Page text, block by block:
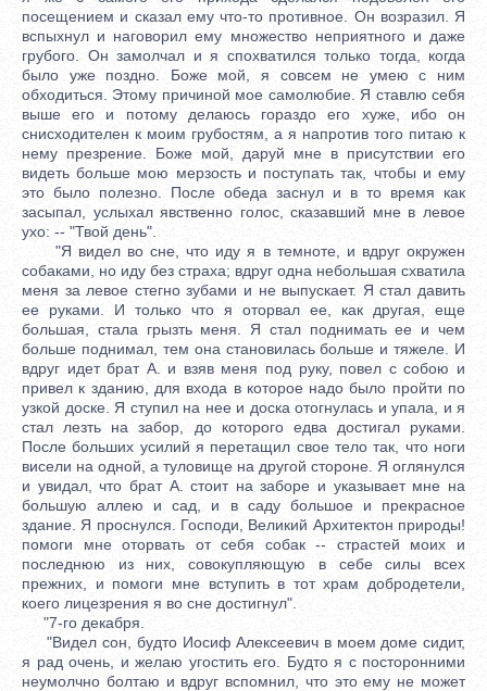
посещением и сказал ему что-то противное. Он возразил. Я
вспыхнул и наговорил ему множество неприятного и даже
грубого. Он замолчал и я спохватился только тогда, когда
было уже поздно. Боже мой, я совсем не умею с ним
обходиться. Этому причиной мое самолюбие. Я ставлю себя
выше его и потому делаюсь гораздо его хуже, ибо он
снисходителен к моим грубостям, а я напротив того питаю к
нему презрение. Боже мой, даруй мне в присутствии его
видеть больше мою мерзость и поступать так, чтобы и ему
это было полезно. После обеда заснул и в то время как
засыпал, услыхал явственно голос, сказавший мне в левое
ухо: -- "Твой день".
"Я видел во сне, что иду я в темноте, и вдруг окружен
собаками, но иду без страха; вдруг одна небольшая схватила
меня за левое стегно зубами и не выпускает. Я стал давить
ее руками. И только что я оторвал ее, как другая, еще
большая, стала грызть меня. Я стал поднимать ее и чем
больше поднимал, тем она становилась больше и тяжеле. И
вдруг идет брат А. и взяв меня под руку, повел с собою и
привел к зданию, для входа в которое надо было пройти по
узкой доске. Я ступил на нее и доска отогнулась и упала, и я
стал лезть на забор, до которого едва достигал руками.
После больших усилий я перетащил свое тело так, что ноги
висели на одной, а туловище на другой стороне. Я оглянулся
и увидал, что брат А. стоит на заборе и указывает мне на
большую аллею и сад, и в саду большое и прекрасное
здание. Я проснулся. Господи, Великий Архитектон природы!
помоги мне оторвать от себя собак -- страстей моих и
последнюю из них, совокупляющую в себе силы всех
прежних, и помоги мне вступить в тот храм добродетели,
коего лицезрения я во сне достигнул".
"7-го декабря.
"Видел сон, будто Иосиф Алексеевич в моем доме сидит,
я рад очень, и желаю угостить его. Будто я с посторонними
неумолчно болтаю и вдруг вспомнил, что это ему не может